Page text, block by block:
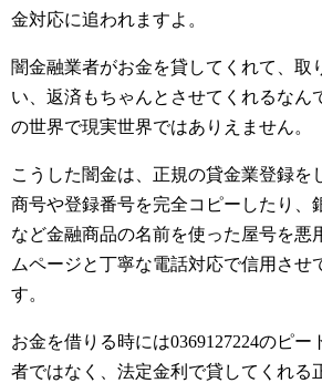
金対応に追われますよ。
闇金融業者がお金を貸してくれて、取
い、返済もちゃんとさせてくれるなん
の世界で現実世界ではありえません。
こうした闇金は、正規の貸金業登録を
商号や登録番号を完全コピーしたり、
など金融商品の名前を使った屋号を悪
ムページと丁寧な電話対応で信用させ
す。
お金を借りる時には0369127224のピー
者ではなく、法定金利で貸してくれる